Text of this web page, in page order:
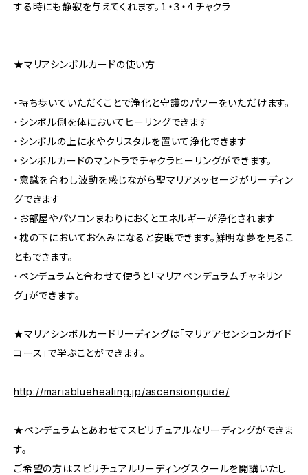
する時にも静寂を与えてくれます。１・３・４チャクラ
★マリアシンボルカードの使い方
・持ち歩いていただくことで浄化と守護のパワーをいただけます。
・シンボル側を体においてヒーリングできます
・シンボルの上に水やクリスタルを置いて浄化できます
・シンボルカードのマントラでチャクラヒーリングができます。
・意識を合わし波動を感じながら聖マリアメッセージがリーディン
グできます
・お部屋やパソコンまわりにおくとエネルギーが浄化されます
・枕の下においてお休みになると安眠できます。鮮明な夢を見るこ
ともできます。
・ペンデュラムと合わせて使うと「マリアペンデュラムチャネリン
グ」ができます。
★マリアシンボルカードリーディングは「マリアアセンションガイド
コース」で学ぶことができます。
http://mariabluehealing.jp/ascensionguide/
★ペンデュラムとあわせてスピリチュアルなリーディングができま
す。
ご希望の方はスピリチュアルリーディングスクールを開講いたし